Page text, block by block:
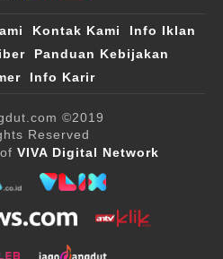
Kontak Kami
Info Iklan
Panduan Kebijakan
Info Karir
©2019
Reserved
VIVA Digital Network